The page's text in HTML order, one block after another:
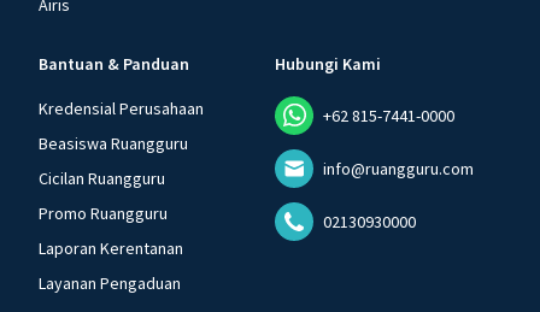
Airis
Bantuan & Panduan
Kredensial Perusahaan
Beasiswa Ruangguru
Cicilan Ruangguru
Promo Ruangguru
Laporan Kerentanan
Layanan Pengaduan
Hubungi Kami
+62 815-7441-0000
info@ruangguru.com
02130930000